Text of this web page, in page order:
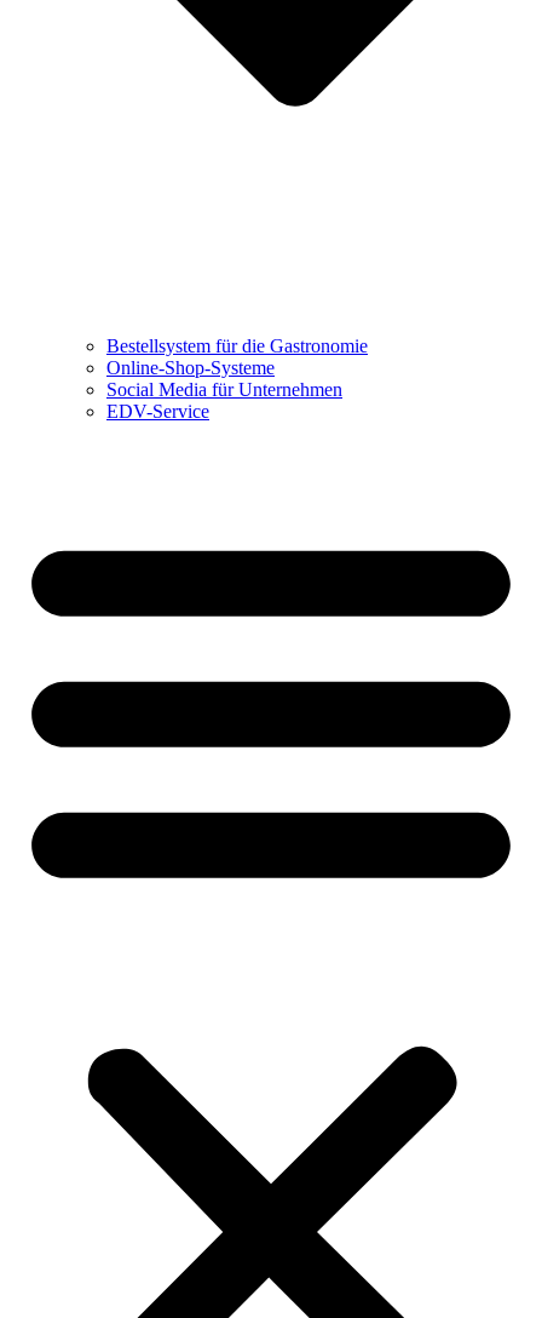
Bestellsystem für die Gastronomie
Online-Shop-Systeme
Social Media für Unternehmen
EDV-Service